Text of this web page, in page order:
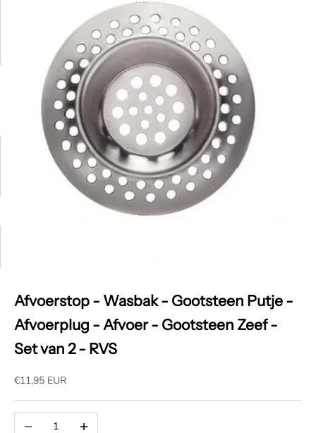
Afvoerstop - Wasbak - Gootsteen Putje -
Afvoerplug - Afvoer - Gootsteen Zeef -
Set van 2 - RVS
Aanbiedingsprijs
€11,95 EUR
Aantal verlagenAantal verhogen